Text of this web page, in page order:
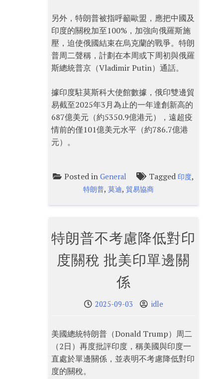
另外，特朗普被指呼籲歐盟，應把中國及
印度的關稅加至100%，加強向俄羅斯施
壓，迫使俄國結束在烏克蘭的戰爭。特朗
普周二聲稱，計劃在本周或下周初與俄羅
斯總統普京（Vladimir Putin）通話。
據印度駐莫斯科大使館數據，俄印雙邊貿
易截至2025年3月為止的一年達創新高的
687億美元（約5350.9億港元），遠超疫
情前的僅101億美元水平（約786.7億港
元）。
Posted inGeneral Tagged 印度,
特朗普,莫迪, 貿易協商
特朗普不考慮降低對印
度關稅 批美印單邊關
係
2025-09-03 idle
美國總統特朗普（Donald Trump）周二
（2日）再度批評印度，稱美國與印度一
直處於單邊關係，並表明不考慮降低對印
度的關稅。